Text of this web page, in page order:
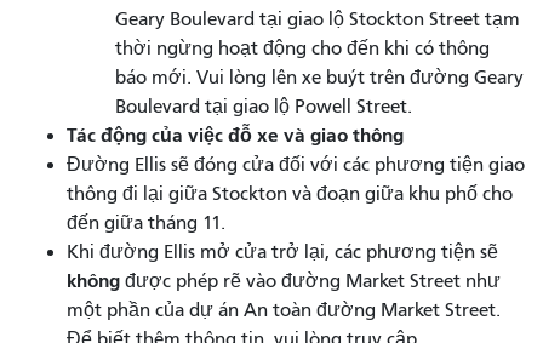
Geary Boulevard tại giao lộ Stockton Street tạm
thời ngừng hoạt động cho đến khi có thông
báo mới. Vui lòng lên xe buýt trên đường Geary
Boulevard tại giao lộ Powell Street.
Tác động của việc đỗ xe và giao thông
Đường Ellis sẽ đóng cửa đối với các phương tiện giao
thông đi lại giữa Stockton và đoạn giữa khu phố cho
đến giữa tháng 11.
Khi đường Ellis mở cửa trở lại, các phương tiện sẽ
không được phép rẽ vào đường Market Street như
một phần của dự án An toàn đường Market Street.